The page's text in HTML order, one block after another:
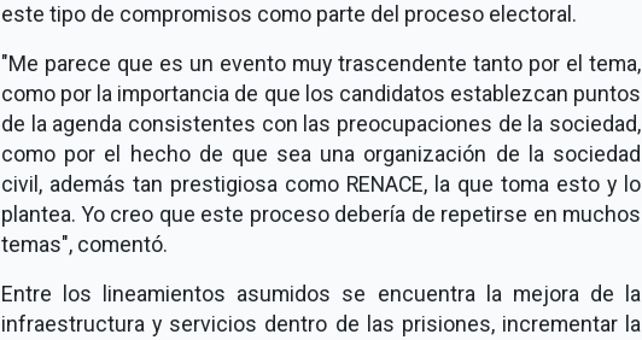
este tipo de compromisos como parte del proceso electoral.
"Me parece que es un evento muy trascendente tanto por el tema,
como por la importancia de que los candidatos establezcan puntos
de la agenda consistentes con las preocupaciones de la sociedad,
como por el hecho de que sea una organización de la sociedad
civil, además tan prestigiosa como RENACE, la que toma esto y lo
plantea. Yo creo que este proceso debería de repetirse en muchos
temas", comentó.
Entre los lineamientos asumidos se encuentra la mejora de la
infraestructura y servicios dentro de las prisiones, incrementar la